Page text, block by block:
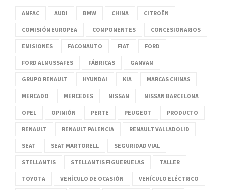
ANFAC AUDI BMW CHINA CITROËN
COMISIÓN EUROPEA COMPONENTES CONCESIONARIOS
EMISIONES FACONAUTO FIAT FORD
FORD ALMUSSAFES FÁBRICAS GANVAM
GRUPO RENAULT HYUNDAI KIA MARCAS CHINAS
MERCADO MERCEDES NISSAN NISSAN BARCELONA
OPEL OPINIÓN PERTE PEUGEOT PRODUCTO
RENAULT RENAULT PALENCIA RENAULT VALLADOLID
SEAT SEAT MARTORELL SEGURIDAD VIAL
STELLANTIS STELLANTIS FIGUERUELAS TALLER
TOYOTA VEHÍCULO DE OCASIÓN VEHÍCULO ELÉCTRICO